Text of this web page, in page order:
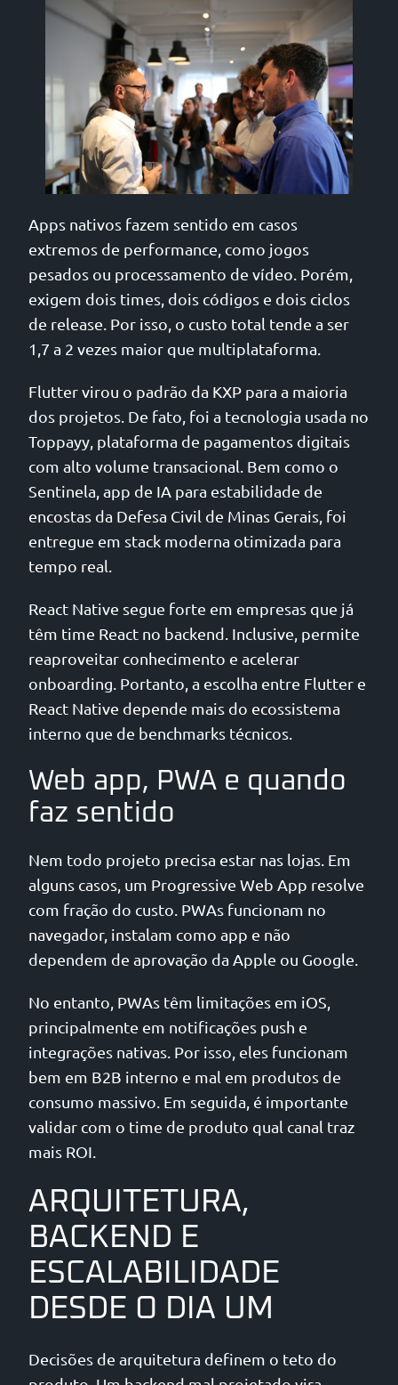
Apps nativos fazem sentido em casos
extremos de performance, como jogos
pesados ou processamento de vídeo. Porém,
exigem dois times, dois códigos e dois ciclos
de release. Por isso, o custo total tende a ser
1,7 a 2 vezes maior que multiplataforma.
Flutter virou o padrão da KXP para a maioria
dos projetos. De fato, foi a tecnologia usada no
Toppayy, plataforma de pagamentos digitais
com alto volume transacional. Bem como o
Sentinela, app de IA para estabilidade de
encostas da Defesa Civil de Minas Gerais, foi
entregue em stack moderna otimizada para
tempo real.
React Native segue forte em empresas que já
têm time React no backend. Inclusive, permite
reaproveitar conhecimento e acelerar
onboarding. Portanto, a escolha entre Flutter e
React Native depende mais do ecossistema
interno que de benchmarks técnicos.
Web app, PWA e quando
faz sentido
Nem todo projeto precisa estar nas lojas. Em
alguns casos, um Progressive Web App resolve
com fração do custo. PWAs funcionam no
navegador, instalam como app e não
dependem de aprovação da Apple ou Google.
No entanto, PWAs têm limitações em iOS,
principalmente em notificações push e
integrações nativas. Por isso, eles funcionam
bem em B2B interno e mal em produtos de
consumo massivo. Em seguida, é importante
validar com o time de produto qual canal traz
mais ROI.
ARQUITETURA,
BACKEND E
ESCALABILIDADE
DESDE O DIA UM
Decisões de arquitetura definem o teto do